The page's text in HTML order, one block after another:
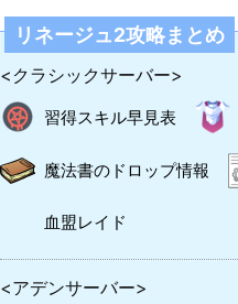
リネージュ2攻略まとめ
<クラシックサーバー>
習得スキル早見表
魔法書のドロップ情報
血盟レイド
<アデンサーバー>